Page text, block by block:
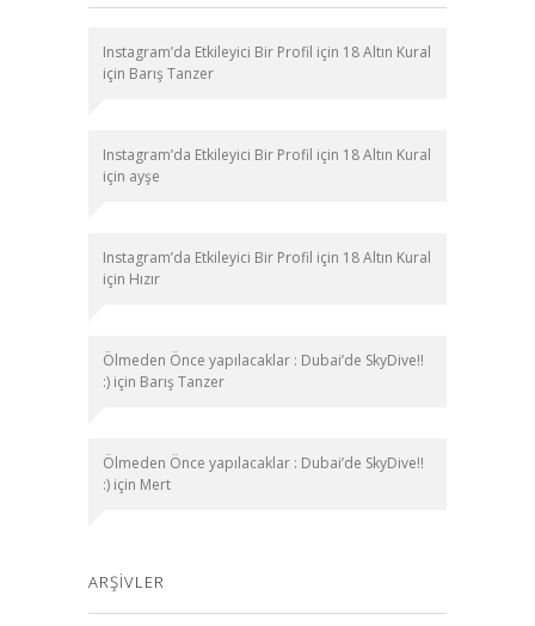
Instagram’da Etkileyici Bir Profil için 18 Altın Kural
için Barış Tanzer
Instagram’da Etkileyici Bir Profil için 18 Altın Kural
için ayşe
Instagram’da Etkileyici Bir Profil için 18 Altın Kural
için Hızır
Ölmeden Önce yapılacaklar : Dubai’de SkyDive!!
:) için Barış Tanzer
Ölmeden Önce yapılacaklar : Dubai’de SkyDive!!
:) için Mert
ARŞIVLER